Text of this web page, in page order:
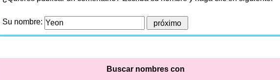
Su nombre:
Buscar nombres con